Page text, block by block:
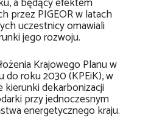
przez PIGEOR w latach
uczestnicy omawiali
jego rozwoju.
Krajowego Planu w
do roku 2030 (KPEiK), w
dekarbonizacji
przy jednoczesnym
energetycznego kraju.